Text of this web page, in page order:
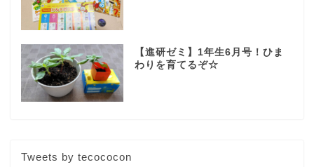
【進研ゼミ】1年生6月号！ひま
わりを育てるぞ☆
Tweets by tecococon